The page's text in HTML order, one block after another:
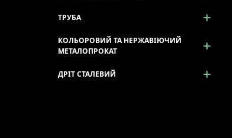
ТРУБА
КОЛЬОРОВИЙ ТА НЕРЖАВІЮЧИЙ
МЕТАЛОПРОКАТ
ДРІТ СТАЛЕВИЙ